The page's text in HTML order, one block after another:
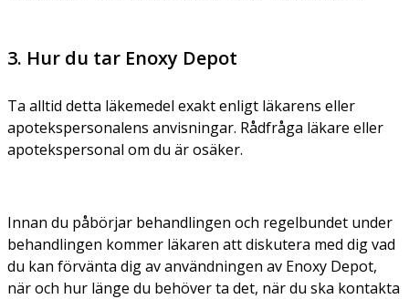
3. Hur du tar Enoxy Depot
Ta alltid detta läkemedel exakt enligt läkarens eller
apotekspersonalens anvisningar. Rådfråga läkare eller
apotekspersonal om du är osäker.
Innan du påbörjar behandlingen och regelbundet under
behandlingen kommer läkaren att diskutera med dig vad
du kan förvänta dig av användningen av Enoxy Depot,
när och hur länge du behöver ta det, när du ska kontakta